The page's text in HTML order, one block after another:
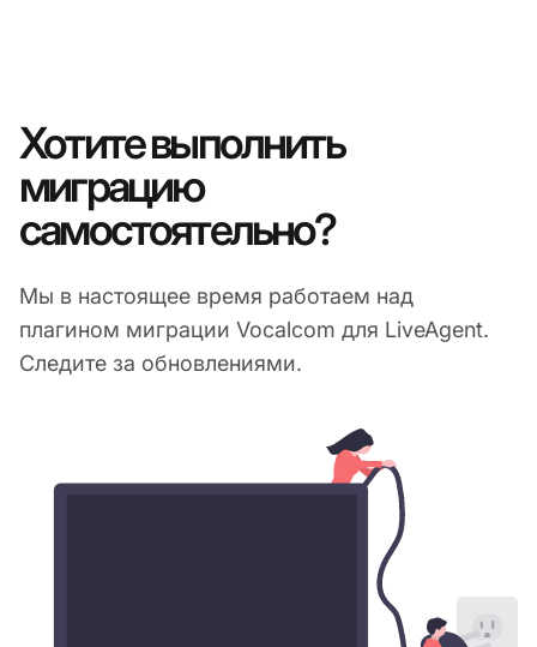
Хотите выполнить
миграцию
самостоятельно?
Мы в настоящее время работаем над
плагином миграции Vocalcom для LiveAgent.
Следите за обновлениями.